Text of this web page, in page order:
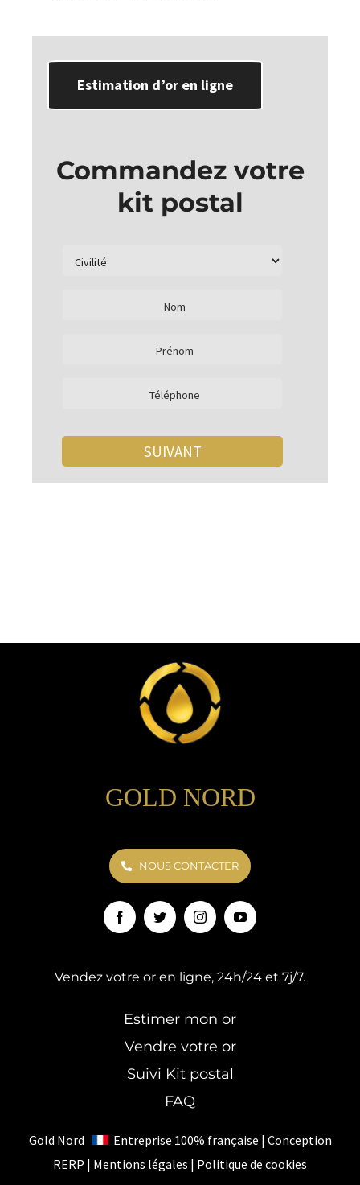
Estimation d’or en ligne
Commandez votre
kit postal
GOLD NORD
NOUS CONTACTER
Vendez votre or en ligne, 24h/24 et 7j/7.
Estimer mon or
Vendre votre or
Suivi Kit postal
FAQ
Gold Nord
Entreprise 100% française | Conception
RERP | Mentions légales | Politique de cookies